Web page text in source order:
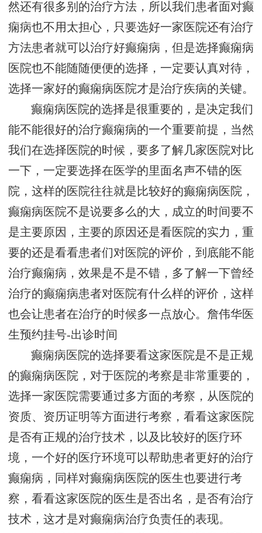
然还有很多别的治疗方法，所以我们患者面对癫
痫病也不用太担心，只要选好一家医院还有治疗
方法患者就可以治疗好癫痫病，但是选择癫痫病
医院也不能随随便便的选择，一定要认真对待，
选择一家好的癫痫病医院才是治疗疾病的关键。
癫痫病医院的选择是很重要的，是决定我们
能不能很好的治疗癫痫病的一个重要前提，当然
我们在选择医院的时候，要多了解几家医院对比
一下，一定要选择在医学的里面名声不错的医
院，这样的医院往往就是比较好的癫痫病医院，
癫痫病医院不是说要多么的大，成立的时间要不
是主要原因，主要的原因还是看医院的实力，重
要的还是看看患者们对医院的评价，到底能不能
治疗癫痫病，效果是不是不错，多了解一下曾经
治疗的癫痫病患者对医院有什么样的评价，这样
也会让患者在治疗的时候多一点放心。 詹伟华医
生预约挂号-出诊时间
癫痫病医院的选择要看这家医院是不是正规
的癫痫病医院，对于医院的考察是非常重要的，
选择一家医院需要通过多方面的考察，从医院的
资质、资历证明等方面进行考察，看看这家医院
是否有正规的治疗技术，以及比较好的医疗环
境，一个好的医疗环境可以帮助患者更好的治疗
癫痫病，同样对癫痫病医院的医生也要进行考
察，看看这家医院的医生是否出名，是否有治疗
技术，这才是对癫痫病治疗负责任的表现。